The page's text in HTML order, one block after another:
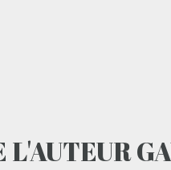
L'AUTEUR